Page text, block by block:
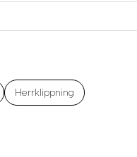
Herrklippning